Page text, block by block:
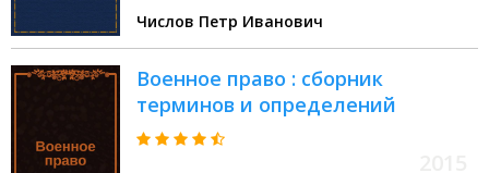
Числов Петр Иванович
Военное право : сборник
терминов и определений